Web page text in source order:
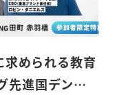
求められる教育
先進国デン…